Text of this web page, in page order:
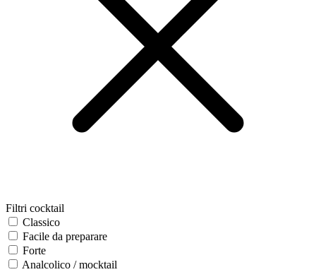
Filtri cocktail
Classico
Facile da preparare
Forte
Analcolico / mocktail